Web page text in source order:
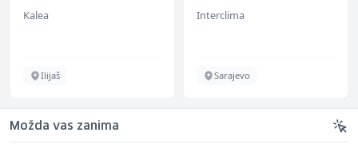
Kalea
Ilijaš
Interclima
Sarajevo
Možda vas zanima